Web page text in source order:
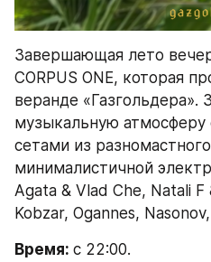
Завершающая лето
CORPUS ONE, которая
веранде «Газгольдера».
музыкальную
сетами из
минималистичной
Agata & Vlad Che, Natali F
Kobzar, Ogannes,
Время: с 22:00.